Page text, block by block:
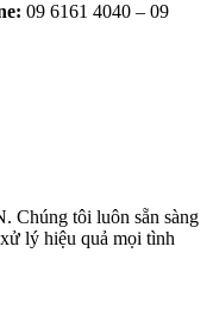
09 6161 4040 – 09
Chúng tôi luôn sẵn sàng
lý hiệu quả mọi tình